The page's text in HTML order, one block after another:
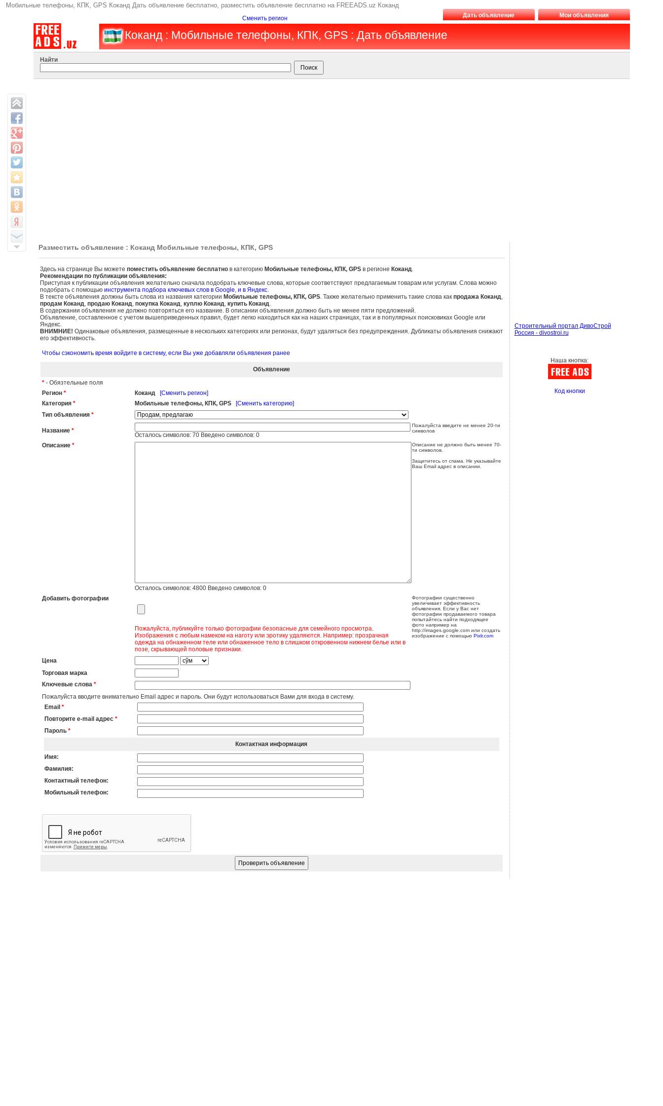
Мобильные телефоны, КПК, GPS Коканд Дать объявление бесплатно, разместить объявление бесплатно на FREEADS.uz Коканд
Сменить регион Дать объявление Мои объявления
Коканд : Мобильные телефоны, КПК, GPS : Дать объявление
Найти
Разместить объявление : Коканд Мобильные телефоны, КПК, GPS
Здесь на странице Вы можете поместить объявление бесплатнов категорию Мобильные телефоны, КПК, GPSв регионе Коканд.
Рекомендации по публикации объявления:
Приступая к публикации объявления желательно сначала подобрать ключевые слова, которые соответствуют предлагаемым товарам или услугам. Слова можно
подобрать с помощью инструмента подбора ключевых слов в Google, и в Яндекс.
В тексте объявления должны быть слова из названия категории Мобильные телефоны, КПК, GPS. Также желательно применить такие слова как продажа Коканд,
продам Коканд, продаю Коканд, покупка Коканд, куплю Коканд, купить Коканд.
В содержании объявления не должно повторяться его название. В описании объявления должно быть не менее пяти предложений.
Объявление, составленное с учетом вышеприведенных правил, будет легко находиться как на наших страницах, так и в популярных поисковиках Google или
Яндекс.
ВНИМНИЕ! Одинаковые объявления, размещенные в нескольких категориях или регионах, будут удаляться без предупреждения. Дубликаты объявления снижают
его эффективность.
Чтобы сэкономить время войдите в систему, если Вы уже добавляли объявления ранее
Объявление
*- Обязтельные поля
Регион * Коканд
[Сменить регион]
Категория * Мобильные телефоны, КПК, GPS
[Сменить категорию]
Тип объявления *
Название *
Осталось символов: 70Введено символов: 0
Пожалуйста введите не менее 20-ти
символов
Описание *
Осталось символов: 4800Введено символов: 0
Описание не должно быть менее 70-
ти символов.
Защититесь от спама. Не указывайте
Ваш Email адрес в описании.
Добавить фотографии
Пожалуйста, публикуйте только фотографии безопасные для семейного просмотра.
Изображения с любым намеком на наготу или эротику удаляются. Например: прозрачная
одежда на обнаженном теле или обнаженное тело в слишком откровенном нижнем белье или в
позе, скрывающей половые признаки.
Фотографии существенно
увеличивает эффективность
объявления. Если у Вас нет
фотографии продаваемого товара
попытайтесь найти подходящее
фото например на
http://images.google.com или создать
изображение с помощью Pixlr.com
Цена
Торговая марка
Ключевые слова *
Пожалуйста вводите внимательно Email адрес и пароль. Они будут использоваться Вами для входа в систему.
Email *
Повторите e-mail адрес *
Пароль *
Контактная информация
Имя:
Фамилия:
Контактный телефон:
Мобильный телефон:
Строительный портал ДивоСтрой
Россия - divostroi.ru
Наша кнопка:
Код кнопки